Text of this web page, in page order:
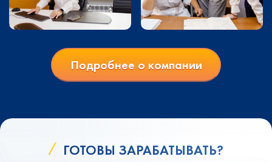
Подробнее о компании
ГОТОВЫ ЗАРАБАТЫВАТЬ?